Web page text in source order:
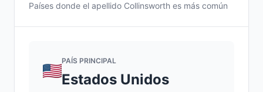
Países donde el apellido Collinsworth es más común
PAÍS PRINCIPAL
Estados Unidos